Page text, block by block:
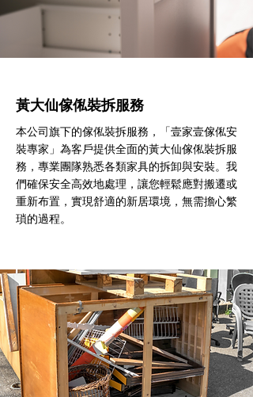
黃大仙傢俬裝拆服務
本公司旗下的傢俬裝拆服務，「壹家壹傢俬安
裝專家」為客戶提供全面的黃大仙傢俬裝拆服
務，專業團隊熟悉各類家具的拆卸與安裝。我
們確保安全高效地處理，讓您輕鬆應對搬遷或
重新布置，實現舒適的新居環境，無需擔心繁
瑣的過程。